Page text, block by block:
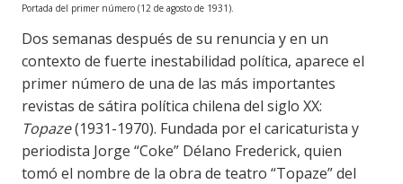
Portada del primer número (12 de agosto de 1931).
Dos semanas después de su renuncia y en un
contexto de fuerte inestabilidad política, aparece el
primer número de una de las más importantes
revistas de sátira política chilena del siglo XX:
Topaze(1931-1970). Fundada por el caricaturista y
periodista Jorge “Coke” Délano Frederick, quien
tomó el nombre de la obra de teatro “Topaze” del